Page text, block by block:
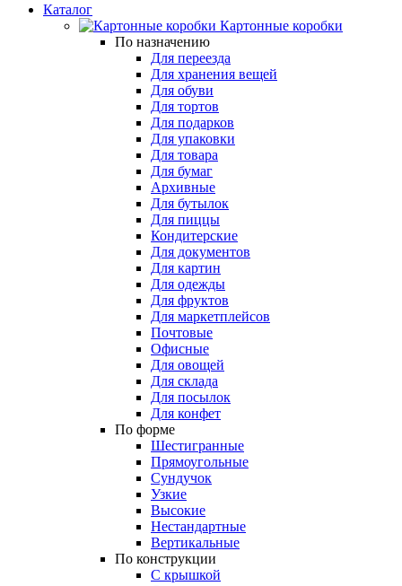
Каталог
Картонные коробки
По назначению
Для переезда
Для хранения вещей
Для обуви
Для тортов
Для подарков
Для упаковки
Для товара
Для бумаг
Архивные
Для бутылок
Для пиццы
Кондитерские
Для документов
Для картин
Для одежды
Для фруктов
Для маркетплейсов
Почтовые
Офисные
Для овощей
Для склада
Для посылок
Для конфет
По форме
Шестигранные
Прямоугольные
Сундучок
Узкие
Высокие
Нестандартные
Вертикальные
По конструкции
С крышкой